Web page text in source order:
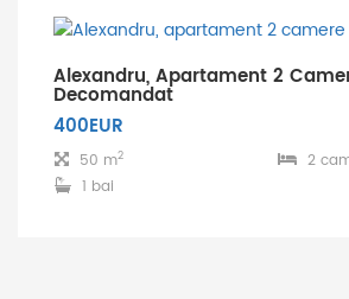
Alexandru, Apartament 2
Decomandat
400EUR
50 m2
2
1 bai